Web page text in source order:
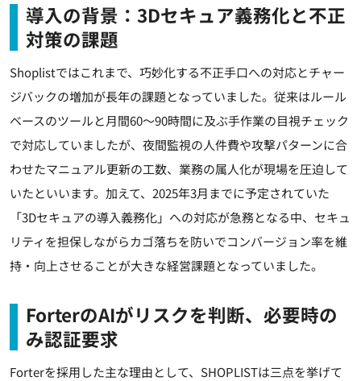
導入の背景：3Dセキュア義務化と不正
対策の課題
Shoplistではこれまで、巧妙化する不正手口への対応とチャー
ジバックの増加が長年の課題となっていました。従来はルール
ベースのツールと月間60～90時間に及ぶ手作業の目視チェック
で対応していましたが、夜間監視の人件費や攻撃パターンに合
わせたマニュアル更新の工数、業務の属人化が現場を圧迫して
いたといいます。加えて、2025年3月までに予定されていた
「3Dセキュアの導入義務化」への対応が急務となる中、セキュ
リティを担保しながらカゴ落ちを防いでコンバージョン率を維
持・向上させることが大きな経営課題となっていました。
ForterのAIがリスクを判断、必要時の
み認証要求
Forterを採用した主な理由として、SHOPLISTは三点を挙げて